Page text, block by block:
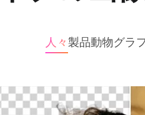
人々製品動物グラ